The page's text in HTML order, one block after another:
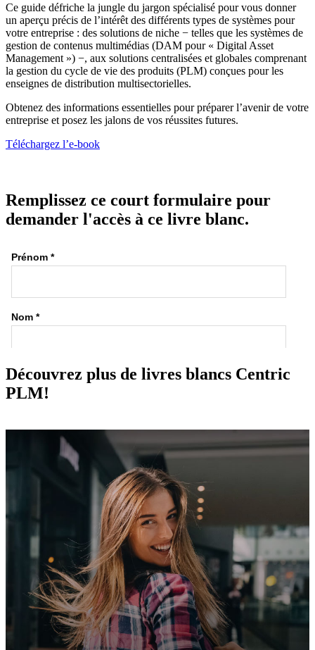
Ce guide défriche la jungle du jargon spécialisé pour vous donner
un aperçu précis de l’intérêt des différents types de systèmes pour
votre entreprise : des solutions de niche − telles que les systèmes de
gestion de contenus multimédias (DAM pour « Digital Asset
Management ») −, aux solutions centralisées et globales comprenant
la gestion du cycle de vie des produits (PLM) conçues pour les
enseignes de distribution multisectorielles.
Obtenez des informations essentielles pour préparer l’avenir de votre
entreprise et posez les jalons de vos réussites futures.
Téléchargez l’e-book
Remplissez ce court formulaire pour
demander l'accès à ce livre blanc.
Découvrez plus de livres blancs Centric
PLM!